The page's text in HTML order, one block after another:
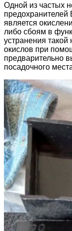
Одной из частых
предохранителей
является
либо сбоям в
устранения
окислов при
предварительно
посадочного